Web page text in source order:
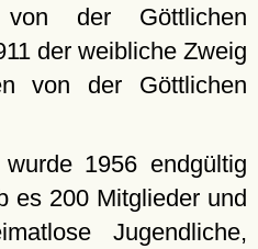
der Göttlichen
der weibliche Zweig
von der Göttlichen
1956 endgültig
es 200 Mitglieder und
Jugendliche,